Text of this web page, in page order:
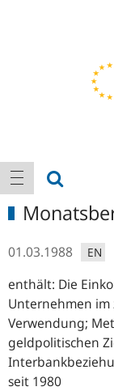
Hauptnavigation
Navigation
01.03.1988 EN
enthält: Die
Unternehmen
Verwendung;
geldpolitischen
seit 1980